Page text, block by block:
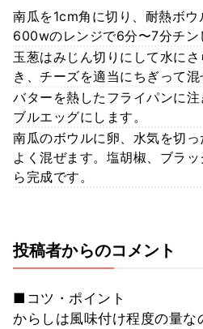
南瓜を1cm角に切り、耐熱ボウ
600wのレンジで6分〜7分チン
玉葱はみじん切りにして水に
き、チーズを適当にちぎって混
バターを熱したフライパンに
ブルエッグにします。
南瓜のボウルに卵、水気を切
よく混ぜます。塩胡椒、ブラ
ら完成です。
投稿者からのコメント
■コツ・ポイント
からしは風味付け程度の量な